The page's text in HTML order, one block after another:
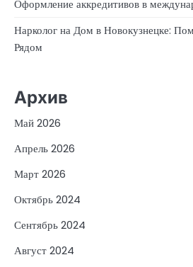
Оформление аккредитивов в
Нарколог на Дом в Новокузнецке:
Рядом
Архив
Май 2026
Апрель 2026
Март 2026
Октябрь 2024
Сентябрь 2024
Август 2024